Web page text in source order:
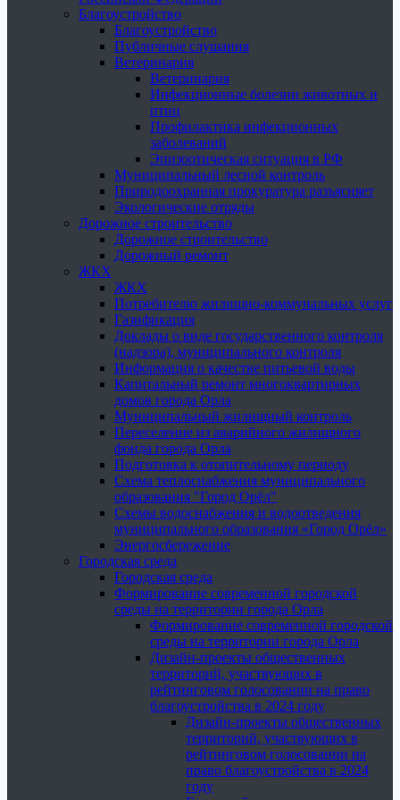
Благоустройство
Благоустройство
Публичные слушания
Ветеринария
Ветеринария
Инфекционные болезни животных и
птиц
Профилактика инфекционных
заболеваний
Эпизоотическая ситуация в РФ
Муниципальный лесной контроль
Природоохранная прокуратура разъясняет
Экологические отряды
Дорожное строительство
Дорожное строительство
Дорожный ремонт
ЖКХ
ЖКХ
Потребителю жилищно-коммунальных услуг
Газификация
Доклады о виде государственного контроля
(надзора), муниципального контроля
Информация о качестве питьевой воды
Капитальный ремонт многоквартирных
домов города Орла
Муниципальный жилищный контроль
Переселение из аварийного жилищного
фонда города Орла
Подготовка к отопительному периоду
Схема теплоснабжения муниципального
образования "Город Орёл"
Схемы водоснабжения и водоотведения
муниципального образования «Город Орёл»
Энергосбережение
Городская среда
Городская среда
Формирование современной городской
среды на территории города Орла
Формирование современной городской
среды на территории города Орла
Дизайн-проекты общественных
территорий, участвующих в
рейтинговом голосовании на право
благоустройства в 2024 году
Дизайн-проекты общественных
территорий, участвующих в
рейтинговом голосовании на
право благоустройства в 2024
году